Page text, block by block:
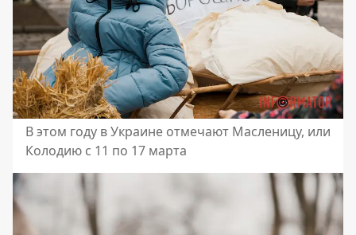
В этом году в Украине отмечают Масленицу, или
Колодию с 11 по 17 марта